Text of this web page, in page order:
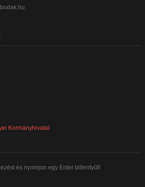
Kormányhivatal
és nyomjon egy Enter billentyűt!